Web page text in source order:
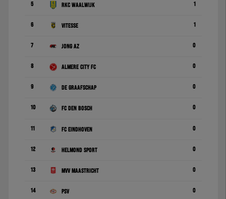
5 RKC Waalwijk 1
6 Vitesse 1
7 Jong AZ 0
8 Almere City FC 0
9 De Graafschap 0
10 FC Den Bosch 0
11 FC Eindhoven 0
12 Helmond Sport 0
13 MVV Maastricht 0
14 PSV 0